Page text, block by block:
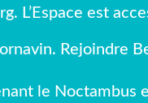
L’Espace est
Rejoindre
le Noctambus